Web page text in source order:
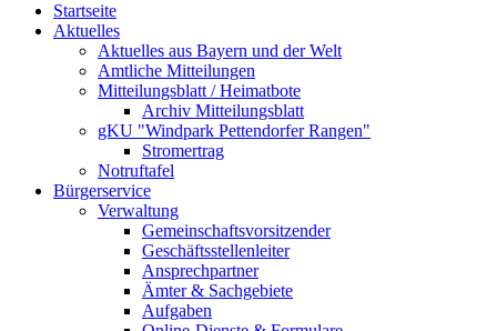
Startseite
Aktuelles
Aktuelles aus Bayern und der Welt
Amtliche Mitteilungen
Mitteilungsblatt / Heimatbote
Archiv Mitteilungsblatt
gKU "Windpark Pettendorfer Rangen"
Stromertrag
Notruftafel
Bürgerservice
Verwaltung
Gemeinschaftsvorsitzender
Geschäftsstellenleiter
Ansprechpartner
Ämter & Sachgebiete
Aufgaben